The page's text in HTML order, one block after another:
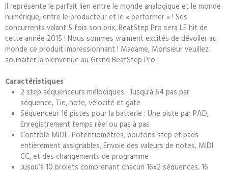
Il représente le parfait lien entre le monde analogique et le monde
numérique, entre le producteur et le « performer » ! Ses
concurrents valant 5 fois son prix, BeatStep Pro sera LE hit de
cette année 2015 ! Nous sommes vraiment excités de dévoiler au
monde ce produit impressionnant ! Madame, Monsieur veuillez
souhaiter la bienvenue au Grand BeatStep Pro !
Caractéristiques
2 step séquenceurs mélodiques : Jusqu’à 64 pas par
séquence, Tie, note, vélocité et gate
Séquenceur 16 pistes pour la batterie : Une piste par PAD,
Enregistrement temps réel ou pas à pas
Contrôle MIDI : Potentiomètres, boutons step et pads
entièrement assignables, Envoie des valeurs de notes, MIDI
CC, et des changements de programme
Jusqu’à 10 projets comprenant chacun 16x2 séquences, 16